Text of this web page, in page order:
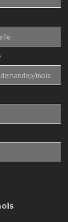
mois